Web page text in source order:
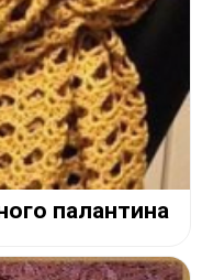
палантина